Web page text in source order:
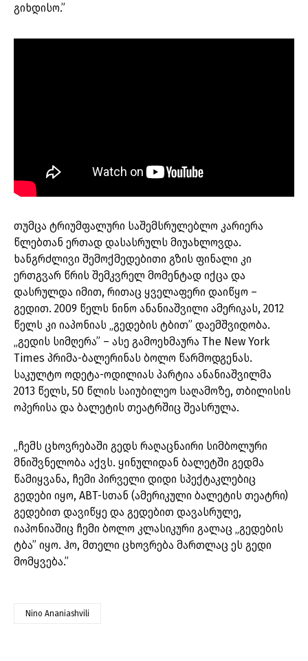
გიხდისო.”
თუმცა ტრიუმფალური საშემსრულებლო კარიერა
წლებთან ერთად დასასრულს მიუახლოვდა.
ხანგრძლივი შემოქმედებითი გზის ფინალი კი
ერთგვარ წრის შემკვრელ მომენტად იქცა და
დასრულდა იმით, რითაც ყველაფერი დაიწყო –
გედით. 2009 წელს ნინო ანანიაშვილი ამერიკას, 2012
წელს კი იაპონიას „გედების ტბით” დაემშვიდობა.
„გედის სიმღერა” – ასე გამოეხმაურა The New York
Times პრიმა-ბალერინას ბოლო წარმოდგენას.
საკულტო ოდეტა-ოდილიას პარტია ანანიაშვილმა
2013 წელს, 50 წლის საიუბილეო საღამოზე, თბილისის
ოპერისა და ბალეტის თეატრშიც შეასრულა.
„ჩემს ცხოვრებაში გედს რაღაცნაირი სიმბოლური
მნიშვნელობა აქვს. ყინულიდან ბალეტში გედმა
წამიყვანა, ჩემი პირველი დიდი სპექტაკლებიც
გედები იყო, ABT-სთან (ამერიკული ბალეტის თეატრი)
გედებით დავიწყე და გედებით დავასრულე,
იაპონიაშიც ჩემი ბოლო კლასიკური გალაც „გედების
ტბა” იყო. ჰო, მთელი ცხოვრება მართლაც ეს გედი
მომყვება.”
Nino Ananiashvili